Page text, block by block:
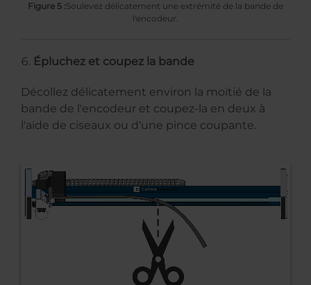
Figure 5 :Soulevez délicatement une extrémité de la bande de
l'encodeur.
Épluchez et coupez la bande
Décollez délicatement environ la moitié de la
bande de l'encodeur et coupez-la en deux à
l'aide de ciseaux ou d'une pince coupante.